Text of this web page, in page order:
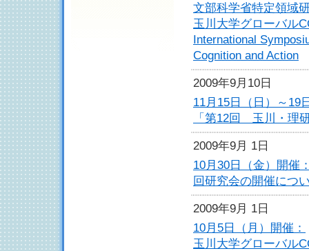
文部科学省特定領域
玉川大学グローバル
International
Cognition and Action
2009年9月10日
11月15日（日）～19
「第12回 玉川・理
2009年9月 1日
10月30日（金）開
回研究会の開催につ
2009年9月 1日
10月5日（月）開催：
玉川大学グローバル